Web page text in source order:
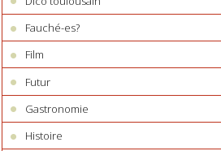
Fauché-es?
Film
Futur
Gastronomie
Histoire